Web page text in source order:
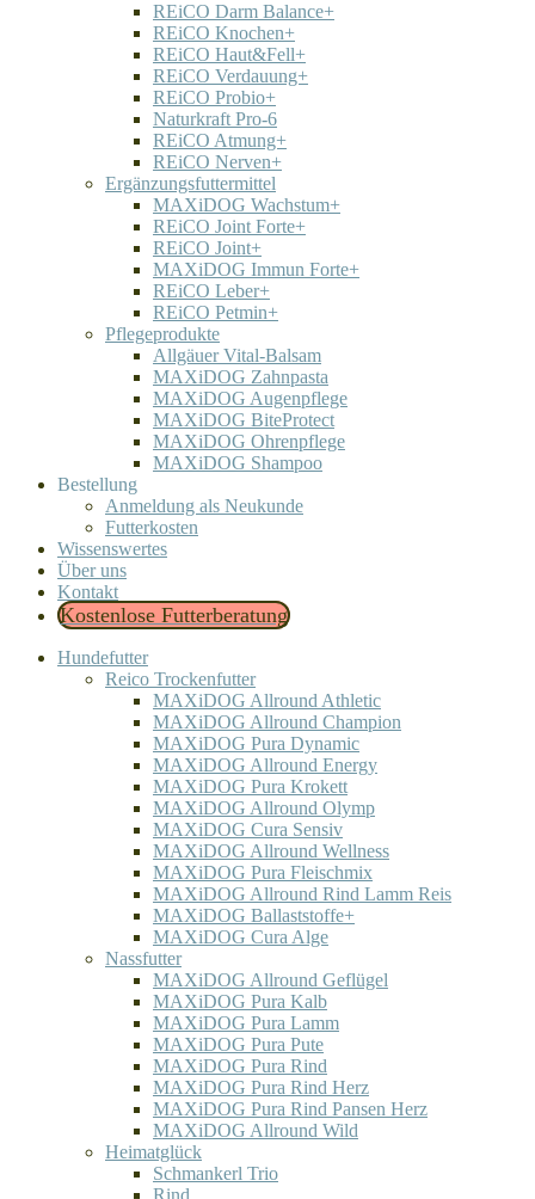
REiCO Darm Balance+
REiCO Knochen+
REiCO Haut&Fell+
REiCO Verdauung+
REiCO Probio+
Naturkraft Pro-6
REiCO Atmung+
REiCO Nerven+
Ergänzungsfuttermittel
MAXiDOG Wachstum+
REiCO Joint Forte+
REiCO Joint+
MAXiDOG Immun Forte+
REiCO Leber+
REiCO Petmin+
Pflegeprodukte
Allgäuer Vital-Balsam
MAXiDOG Zahnpasta
MAXiDOG Augenpflege
MAXiDOG BiteProtect
MAXiDOG Ohrenpflege
MAXiDOG Shampoo
Bestellung
Anmeldung als Neukunde
Futterkosten
Wissenswertes
Über uns
Kontakt
Kostenlose Futterberatung
Hundefutter
Reico Trockenfutter
MAXiDOG Allround Athletic
MAXiDOG Allround Champion
MAXiDOG Pura Dynamic
MAXiDOG Allround Energy
MAXiDOG Pura Krokett
MAXiDOG Allround Olymp
MAXiDOG Cura Sensiv
MAXiDOG Allround Wellness
MAXiDOG Pura Fleischmix
MAXiDOG Allround Rind Lamm Reis
MAXiDOG Ballaststoffe+
MAXiDOG Cura Alge
Nassfutter
MAXiDOG Allround Geflügel
MAXiDOG Pura Kalb
MAXiDOG Pura Lamm
MAXiDOG Pura Pute
MAXiDOG Pura Rind
MAXiDOG Pura Rind Herz
MAXiDOG Pura Rind Pansen Herz
MAXiDOG Allround Wild
Heimatglück
Schmankerl Trio
Rind